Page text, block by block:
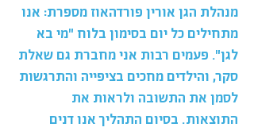
מנהלת הגן אורין פורדהאוז מספרת: אנו
מתחילים כל יום בסימון בלוח "מי בא
לגן". פעמים רבות אני מחברת גם שאלת
סקר, והילדים מחכים בציפייה והתרגשות
לסמן את התשובה ולראות את
התוצאות. בסיום התהליך אנו דנים